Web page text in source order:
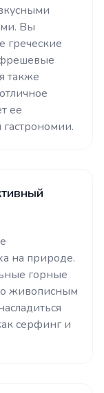
Вы
греческие
фрешевые
также
ее
на природе.
горные
живописным
серфинг и